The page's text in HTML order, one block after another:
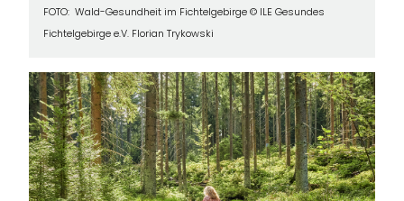
FOTO: Wald-Gesundheit im Fichtelgebirge © ILE Gesundes
Fichtelgebirge e.V. Florian Trykowski